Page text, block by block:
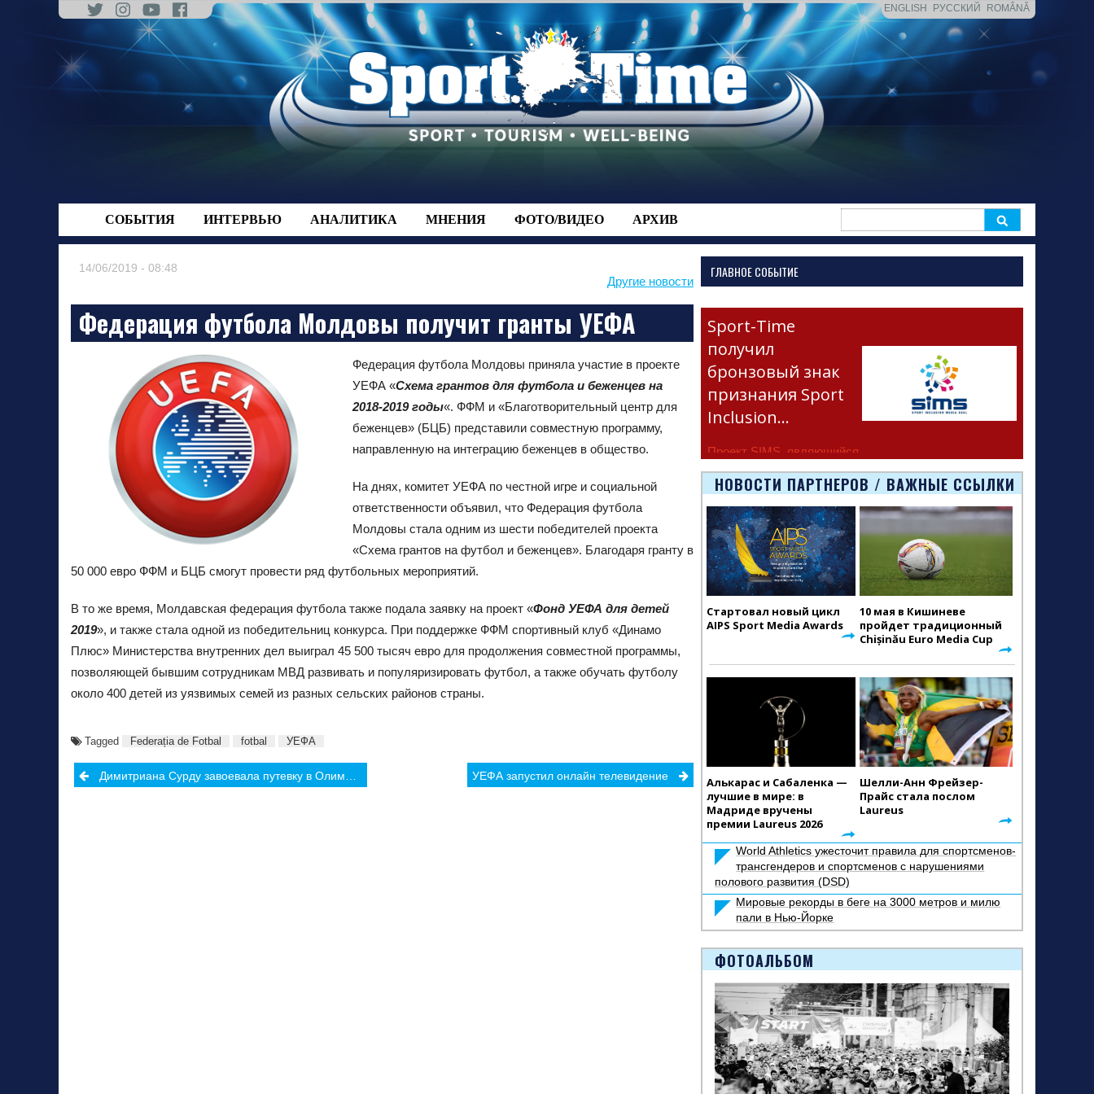
ENGLISH РУССКИЙ ROMÂNĂ
content
СОБЫТИЯ ИНТЕРВЬЮ АНАЛИТИКА МНЕНИЯ ФОТО/ВИДЕО АРХИВ
Другие новости
14/06/2019 - 08:48
Федерация футбола Молдовы получит гранты УЕФА
Федерация футбола Молдовы приняла участие в проекте
УЕФА «Схема грантов для футбола и беженцев на
2018-2019 годы«. ФФМ и «Благотворительный центр для
беженцев» (БЦБ) представили совместную программу,
направленную на интеграцию беженцев в общество.
На днях, комитет УЕФА по честной игре и социальной
ответственности объявил, что Федерация футбола
Молдовы стала одним из шести победителей проекта
«Схема грантов на футбол и беженцев». Благодаря гранту в
50 000 евро ФФМ и БЦБ смогут провести ряд футбольных мероприятий.
В то же время, Молдавская федерация футбола также подала заявку на проект «Фонд УЕФА для детей
2019», и также стала одной из победительниц конкурса. При поддержке ФФМ спортивный клуб «Динамо
Плюс» Министерства внутренних дел выиграл 45 500 тысяч евро для продолжения совместной программы,
позволяющей бывшим сотрудникам МВД развивать и популяризировать футбол, а также обучать футболу
около 400 детей из уязвимых семей из разных сельских районов страны.
Tagged Federația de Fotbal fotbal УЕФА
PostДимитриана Сурду завоевала путевку в Олимпийский Токио в Румынии УЕФА запустил онлайн телевидение
ГЛАВНОЕ СОБЫТИЕ
Sport-Time
получил
бронзовый знак
признания Sport
Inclusion…
Проект SIMS, являющийся
частью программы
Erasmus+ Европейско
НОВОСТИ ПАРТНЕРОВ / ВАЖНЫЕ ССЫЛКИ
Стартовал новый цикл
AIPS Sport Media Awards
10 мая в Кишиневе
пройдет традиционный
Chișinău Euro Media Cup
Алькарас и Сабаленка —
лучшие в мире: в
Мадриде вручены
премии Laureus 2026
Шелли-Анн Фрейзер-
Прайс стала послом
Laureus
World Athletics ужесточит правила для спортсменов-
трансгендеров и спортсменов с нарушениями
полового развития (DSD)
Мировые рекорды в беге на 3000 метров и милю
пали в Нью-Йорке
ФОТОАЛЬБОМ